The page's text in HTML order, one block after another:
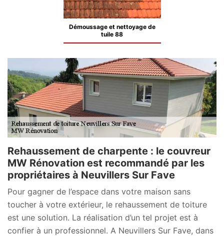
Démoussage et nettoyage de
tuile 88
Rehaussement de charpente : le couvreur
MW Rénovation est recommandé par les
propriétaires à Neuvillers Sur Fave
Pour gagner de l’espace dans votre maison sans
toucher à votre extérieur, le rehaussement de toiture
est une solution. La réalisation d’un tel projet est à
confier à un professionnel. A Neuvillers Sur Fave, dans